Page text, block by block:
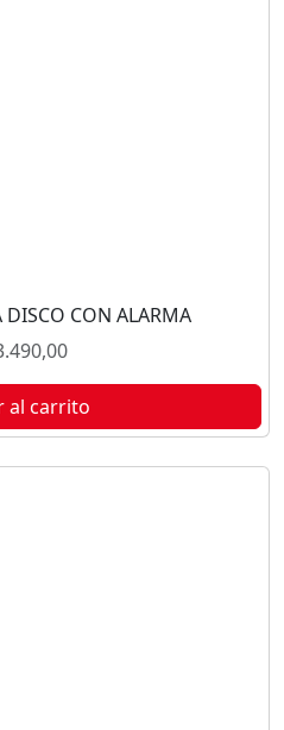
DISCO CON ALARMA
al carrito